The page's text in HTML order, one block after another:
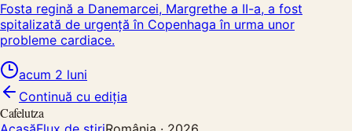
Fosta regină a Danemarcei, Margrethe a II-a, a fost
spitalizată de urgență în Copenhaga în urma unor
probleme cardiace.
acum 2 luni
Continuă cu ediția
Cafelutza